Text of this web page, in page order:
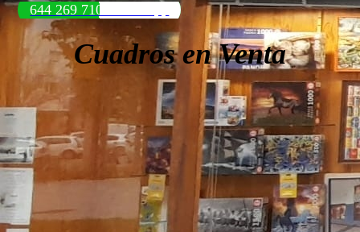
644 269 710 WhatsApp
Cuadros en Venta